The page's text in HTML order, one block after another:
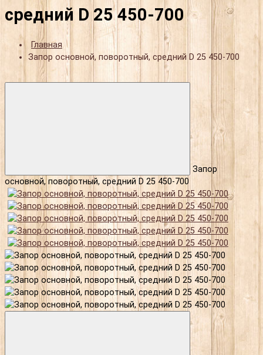
средний D 25 450-700
Главная
Запор основной, поворотный, средний D 25 450-700
Запор
основной, поворотный, средний D 25 450-700